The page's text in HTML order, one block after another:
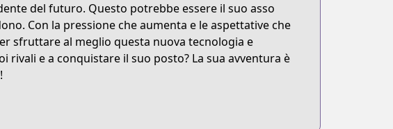
del futuro. Questo potrebbe essere il suo asso
Con la pressione che aumenta e le aspettative che
sfruttare al meglio questa nuova tecnologia e
rivali e a conquistare il suo posto? La sua avventura è